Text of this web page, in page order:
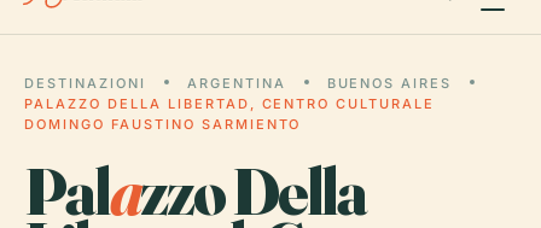
DESTINAZIONI ARGENTINA
BUENOS AIRES
PALAZZO DELLA LIBERTAD, CENTRO CULTURALE
DOMINGO FAUSTINO SARMIENTO
Palazzo Della